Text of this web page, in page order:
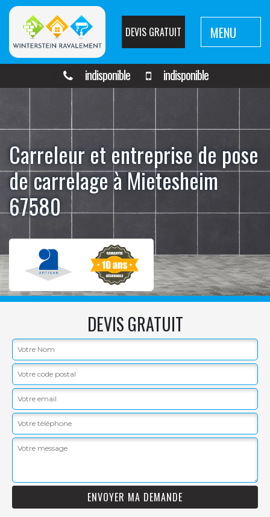
DEVIS GRATUIT MENU
indisponible indisponible
Carreleur et entreprise de pose
de carrelage à Mietesheim
67580
DEVIS GRATUIT